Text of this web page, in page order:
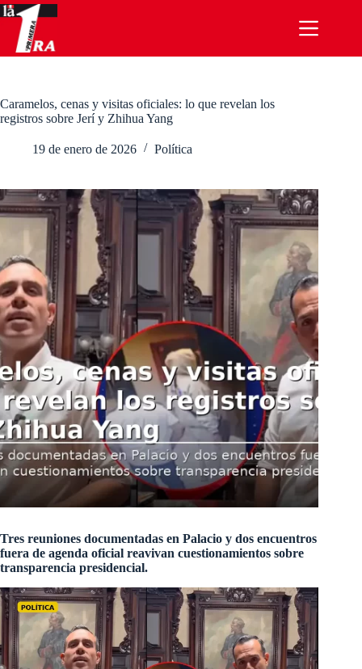
Saltar
al
contenido
Caramelos, cenas y visitas oficiales: lo que revelan los
registros sobre Jerí y Zhihua Yang
19 de enero de 2026 Política
Tres reuniones documentadas en Palacio y dos encuentros
fuera de agenda oficial reavivan cuestionamientos sobre
transparencia presidencial.